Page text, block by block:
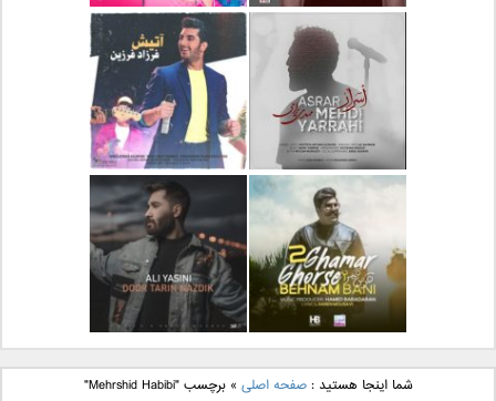
دانلود آهنگ جدید رضا
بهرام بنام نگار
دانلود آهنگ جدید علی
لهراسبی بنام صورت
دانلود آهنگ جدید مهدی
یراحی بنام اسرار
دانلود آهنگ جدید فرزاد
فرزین بنام آتیش
دانلود آهنگ جدید بهنام
بانی بنام قرص قمر 2
دانلود آهنگ جدید علی
یاسینی بنام دورترین نزدیک
شما اینجا هستید :صفحه اصلی »برچسب "Mehrshid Habibi"